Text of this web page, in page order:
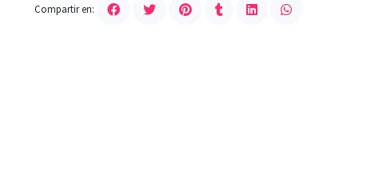
Compartir en: